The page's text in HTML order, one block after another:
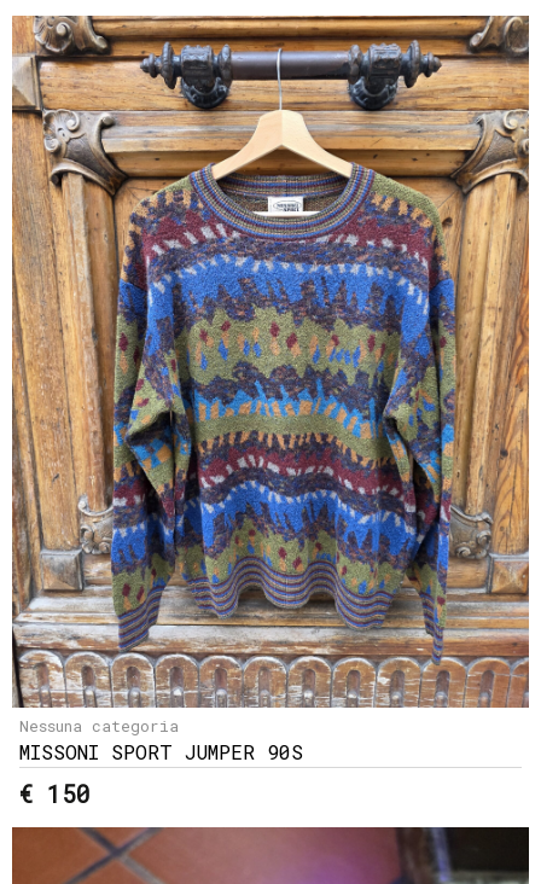
Nessuna categoria
MISSONI SPORT JUMPER 90S
€ 150